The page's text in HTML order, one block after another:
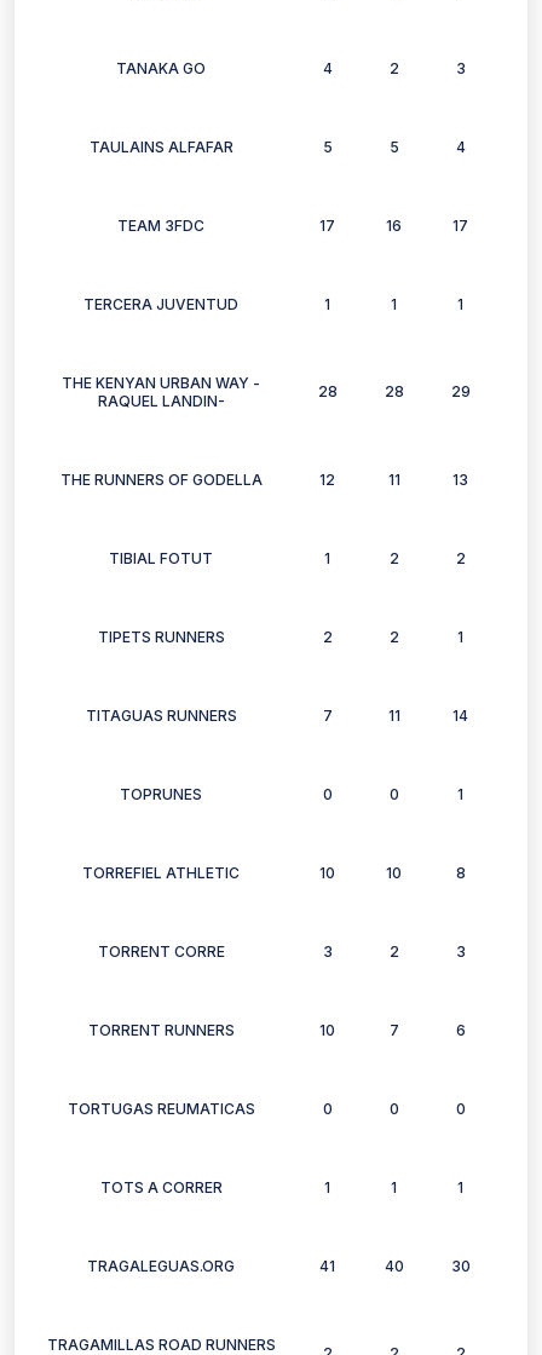
TANAKA GO 4 2 3
TAULAINS ALFAFAR 5 5 4
TEAM 3FDC 17 16 17
TERCERA JUVENTUD 1 1 1
THE KENYAN URBAN WAY -
RAQUEL LANDIN-
28 28 29
THE RUNNERS OF GODELLA 12 11 13
TIBIAL FOTUT 1 2 2
TIPETS RUNNERS 2 2 1
TITAGUAS RUNNERS 7 11 14
TOPRUNES 0 0 1
TORREFIEL ATHLETIC 10 10 8
TORRENT CORRE 3 2 3
TORRENT RUNNERS 10 7 6
TORTUGAS REUMATICAS 0 0 0
TOTS A CORRER 1 1 1
TRAGALEGUAS.ORG 41 40 30
TRAGAMILLAS ROAD RUNNERS